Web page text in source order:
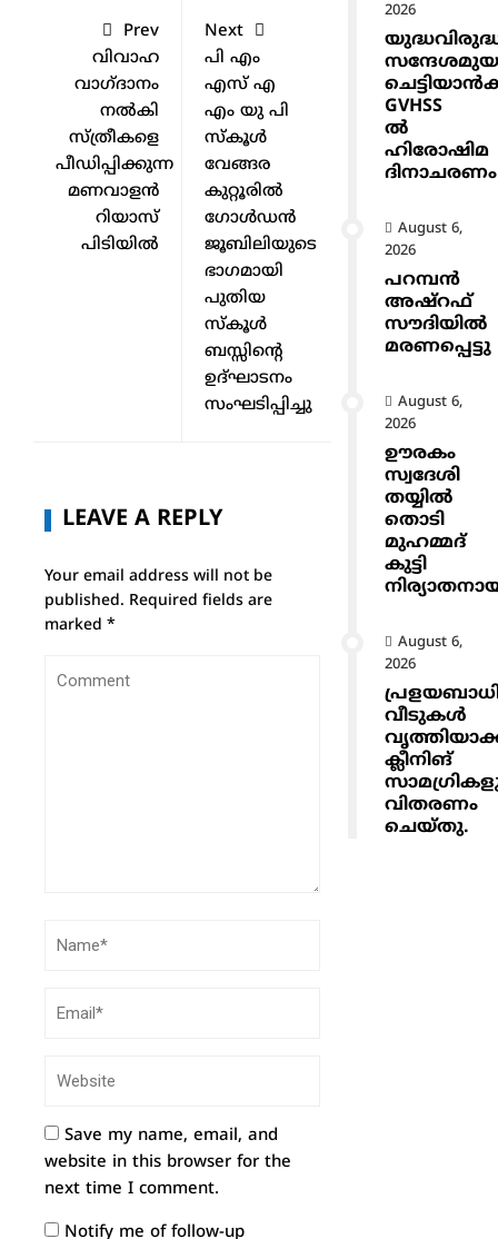
Prev
വിവാഹ
വാഗ്ദാനം
നല്‍കി
സ്ത്രീകളെ
പീഡിപ്പിക്കുന്ന
മണവാളൻ
റിയാസ്
പിടിയില്‍
Next
പി എം
എസ് എ
എം യു പി
സ്കൂൾ
വേങ്ങര
കുറ്റൂരിൽ
ഗോൾഡൻ
ജൂബിലിയുടെ
ഭാഗമായി
പുതിയ
സ്കൂൾ
ബസ്സിന്റെ
ഉദ്ഘാടനം
സംഘടിപ്പിച്ചു
LEAVE A REPLY
Your email address will not be
published. Required fields are
marked *
Save my name, email, and
website in this browser for the
next time I comment.
Notify me of follow-up
2026
GVHSS
ൽ
ഹിരോഷിമ
ദിനാചരണം
August 6,
2026
പറമ്പൻ
അഷ്‌റഫ്
സൗദിയിൽ
മരണപ്പെട്ടു
August 6,
2026
ഊരകം
സ്വദേശി
തയ്യിൽ
തൊടി
മുഹമ്മദ്
കുട്ടി
August 6,
2026
വീടുകൾ
ക്ലീനിങ്
വിതരണം
ചെയ്തു.